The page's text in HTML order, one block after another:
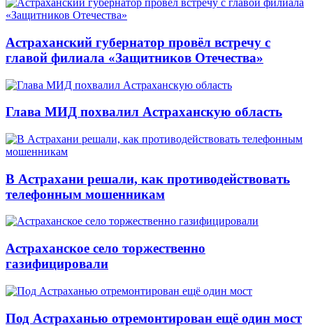
Астраханский губернатор провёл встречу с
главой филиала «Защитников Отечества»
Глава МИД похвалил Астраханскую область
В Астрахани решали, как противодействовать
телефонным мошенникам
Астраханское село торжественно
газифицировали
Под Астраханью отремонтирован ещё один мост